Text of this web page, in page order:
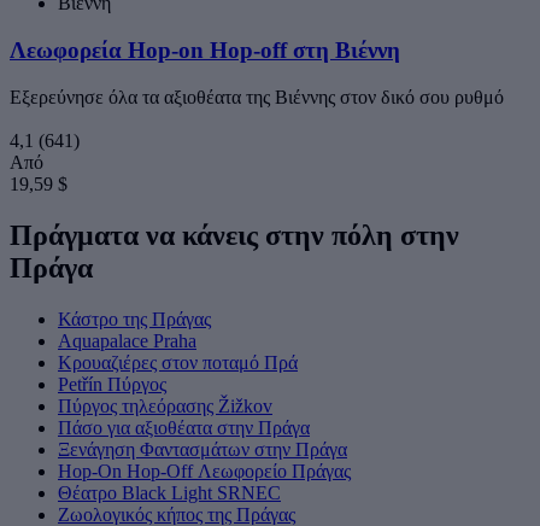
Λεωφορεία Hop-on Hop-off στη Βιέννη
Εξερεύνησε όλα τα αξιοθέατα της Βιέννης στον δικό σου ρυθμό
4,1 (641)
Από
19,59 $
Πράγματα να κάνεις στην πόλη στην
Πράγα
Κάστρο της Πράγας
Aquapalace Praha
Κρουαζιέρες στον ποταμό Πρά
Petřín Πύργος
Πύργος τηλεόρασης Žižkov
Πάσο για αξιοθέατα στην Πράγα
Ξενάγηση Φαντασμάτων στην Πράγα
Hop-On Hop-Off Λεωφορείο Πράγας
Θέατρο Black Light SRNEC
Ζωολογικός κήπος της Πράγας